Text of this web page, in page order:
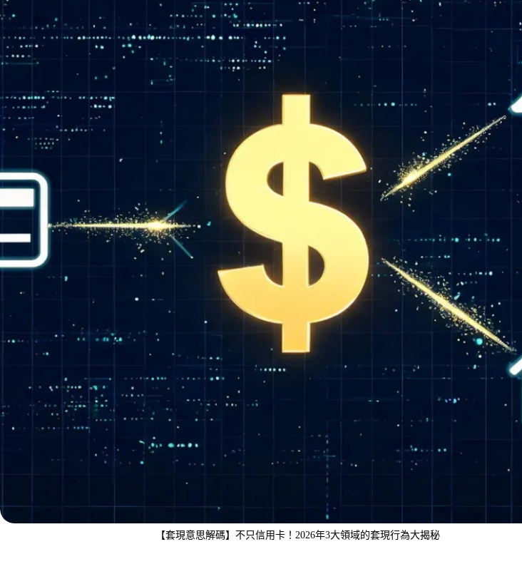
【套現意思解碼】不只信用卡！2026年3大領域的套現行為大揭秘